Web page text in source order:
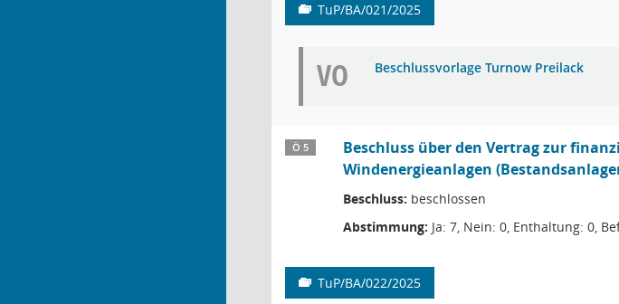
TuP/BA/021/2025
VO Beschlussvorlage Turnow Preilack
Ö 5
Beschluss über den Vertrag zur
Windenergieanlagen
Beschluss: beschlossen
Abstimmung: Ja: 7, Nein: 0, Enthaltung: 0,
TuP/BA/022/2025